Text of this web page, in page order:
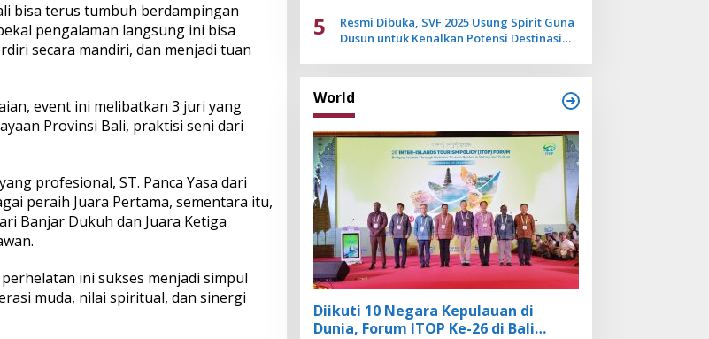
bisa terus tumbuh berdampingan
pengalaman langsung ini bisa
secara mandiri, dan menjadi tuan
event ini melibatkan 3 juri yang
Provinsi Bali, praktisi seni dari
profesional, ST. Panca Yasa dari
peraih Juara Pertama, sementara itu,
Banjar Dukuh dan Juara Ketiga
ini sukses menjadi simpul
muda, nilai spiritual, dan sinergi
5
Resmi Dibuka, SVF 2025 Usung Spirit Guna
Dusun untuk Kenalkan Potensi Destinasi
World
Diikuti 10 Negara Kepulauan di
Dunia, Forum ITOP Ke-26 di Bali